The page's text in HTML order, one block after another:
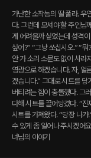
가난한 소작농의 딸 폴라. 우
다. 그런데 모셔야 할 주인님
게 어려울까 싶었는데 성격
싶어?” “그냥 쏘십시오.” “
안 가 소리 소문도 없이 사라
영광으로 하겠습니다. 자, 얼
겠습니다.” 그대로 시트를
버티려는 힘이 충돌했다. 그
다해 시트를 끌어당겼다. “
시트를 가져왔다. “당장 나
수 있게 좀 일어나 주시겠어
녀님의 이야기